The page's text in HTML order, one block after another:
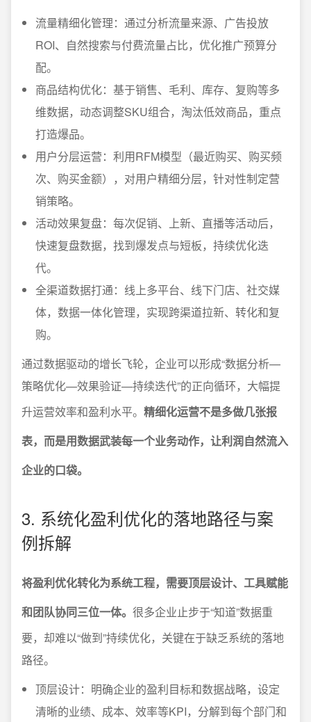
流量精细化管理：通过分析流量来源、广告投放
ROI、自然搜索与付费流量占比，优化推广预算分
配。
商品结构优化：基于销售、毛利、库存、复购等多
维数据，动态调整SKU组合，淘汰低效商品，重点
打造爆品。
用户分层运营：利用RFM模型（最近购买、购买频
次、购买金额），对用户精细分层，针对性制定营
销策略。
活动效果复盘：每次促销、上新、直播等活动后，
快速复盘数据，找到爆发点与短板，持续优化迭
代。
全渠道数据打通：线上多平台、线下门店、社交媒
体，数据一体化管理，实现跨渠道拉新、转化和复
购。
通过数据驱动的增长飞轮，企业可以形成“数据分析—
策略优化—效果验证—持续迭代”的正向循环，大幅提
升运营效率和盈利水平。 精细化运营不是多做几张报
表，而是用数据武装每一个业务动作，让利润自然流入
企业的口袋。
3. 系统化盈利优化的落地路径与案
例拆解
将盈利优化转化为系统工程，需要顶层设计、工具赋能
和团队协同三位一体。 很多企业止步于“知道”数据重
要，却难以“做到”持续优化，关键在于缺乏系统的落地
路径。
顶层设计：明确企业的盈利目标和数据战略，设定
清晰的业绩、成本、效率等KPI，分解到每个部门和